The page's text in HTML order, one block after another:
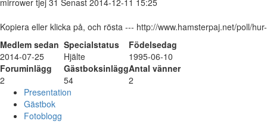
mirrower tjej 31 Senast 2014-12-11 15:25
Kopiera eller klicka på, och rösta --- http://www.hamsterpaj.net/poll/
Medlem sedan Specialstatus
Födelsedag
2014-07-25
Hjälte
1995-06-10
Foruminlägg
GästboksinläggAntal vänner
2
54
2
Presentation
Gästbok
Fotoblogg